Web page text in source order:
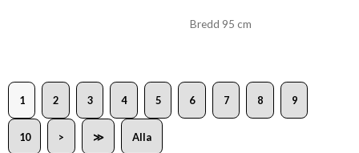
Bredd 95 cm
1 2 3 4 5 6 7 8 9
10 > ≫ Alla